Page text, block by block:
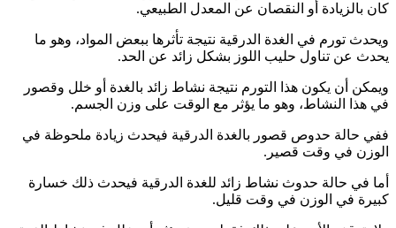
كان بالزيادة أو النقصان عن المعدل الطبيعي.
ويحدث تورم في الغدة الدرقية نتيجة تأثرها ببعض المواد، وهو ما
يحدث عن تناول حليب اللوز بشكل زائد عن الحد.
ويمكن أن يكون هذا التورم نتيجة نشاط زائد بالغدة أو خلل وقصور
في هذا النشاط، وهو ما يؤثر مع الوقت على وزن الجسم.
ففي حالة حدوص قصور بالغدة الدرقية فيحدث زيادة ملحوظة في
الوزن في وقت قصير.
أما في حالة حدوث نشاط زائد للغدة الدرقية فيحدث ذلك خسارة
كبيرة في الوزن في وقت قليل.